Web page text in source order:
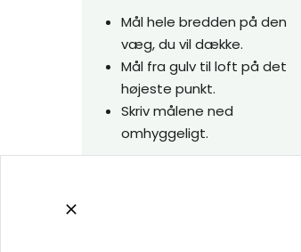
Mål hele bredden på den
væg, du vil dække.
Mål fra gulv til loft på det
højeste punkt.
Skriv målene ned
omhyggeligt.